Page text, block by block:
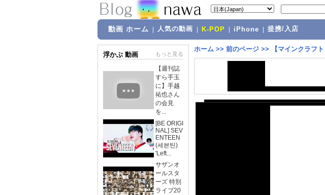
動画 ホーム 人気の動画 K-POP iPhone 提携/入店
浮かぶ 動画 もっと見る
【週刊誌
すら手玉
に】手越
祐也さん
の会見
を...
[BE ORIGI
NAL] SEV
ENTEEN
(세븐틴)
'Left...
サザンオ
ールスタ
ーズ 特別
ライブ20
ホーム >> 前のページ >> 【マインクラフ